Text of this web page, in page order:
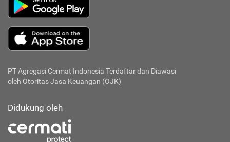
PT Agregasi Cermat Indonesia Terdaftar dan Diawasi
oleh Otoritas Jasa Keuangan (OJK)
Didukung oleh